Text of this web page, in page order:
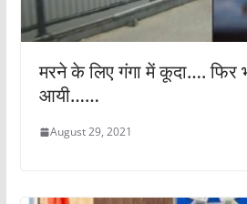
मरने के लिए गंगा में कूदा…. फिर
आयी……
August 29, 2021